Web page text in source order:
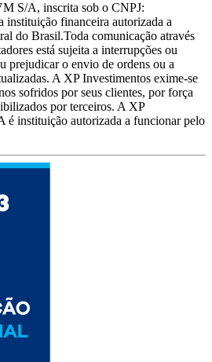
S/A, inscrita sob o CNPJ:
instituição financeira autorizada a
do Brasil.Toda comunicação através
está sujeita a interrupções ou
prejudicar o envio de ordens ou a
A XP Investimentos exime-se
sofridos por seus clientes, por força
por terceiros. A XP
instituição autorizada a funcionar pelo